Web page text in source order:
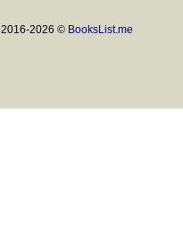
2016-2026 © BooksList.me